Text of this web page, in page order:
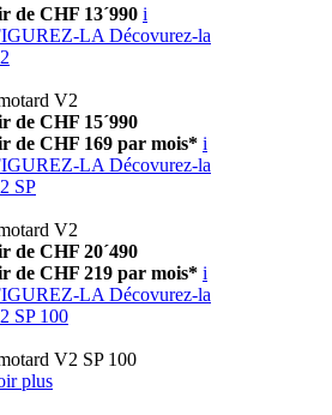
de CHF 13´990 i
LA Décovurez-la
V2
de CHF 15´990
de CHF 169 par mois* i
LA Décovurez-la
SP
V2
de CHF 20´490
de CHF 219 par mois* i
LA Décovurez-la
SP 100
V2 SP 100
plus